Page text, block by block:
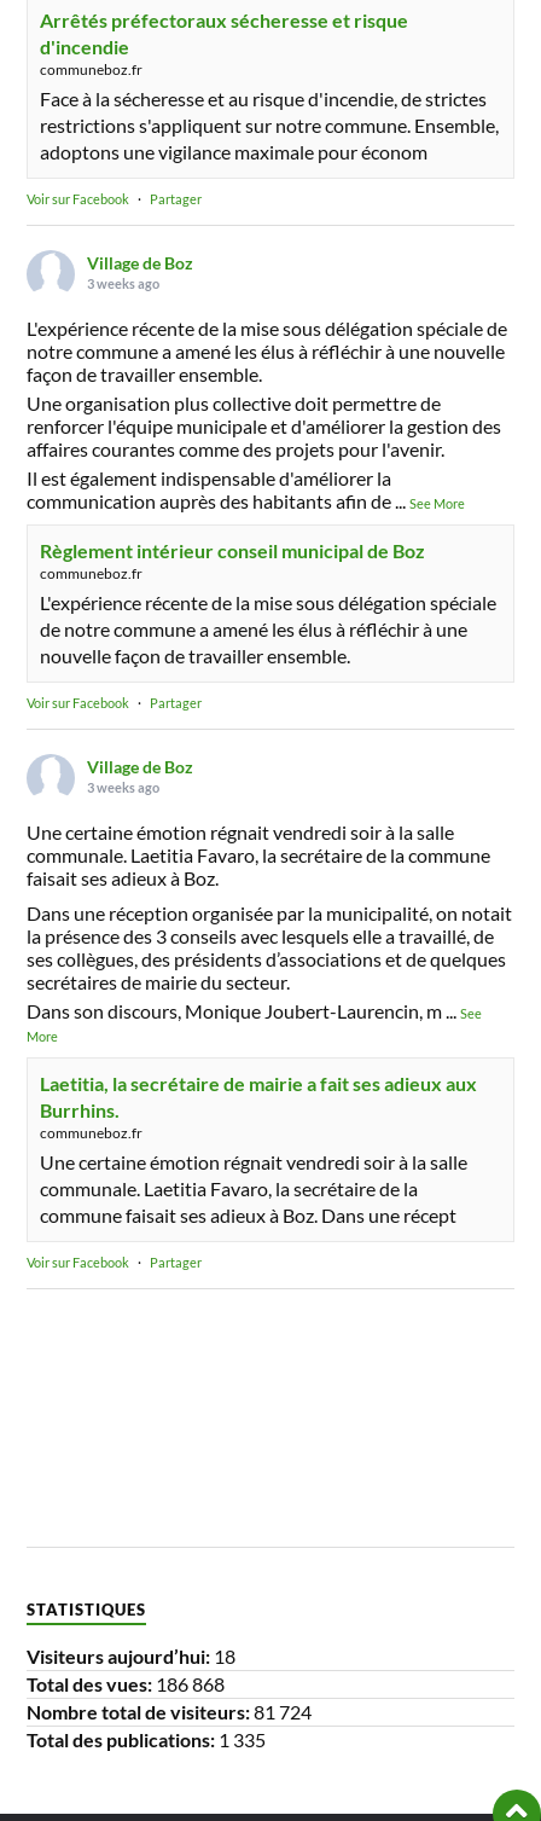
Arrêtés préfectoraux sécheresse et risque
d'incendie
communeboz.fr
Face à la sécheresse et au risque d'incendie, de strictes
restrictions s'appliquent sur notre commune. Ensemble,
adoptons une vigilance maximale pour économ
Voir sur Facebook · Partager
Village de Boz
3 weeks ago
L'expérience récente de la mise sous délégation spéciale de
notre commune a amené les élus à réfléchir à une nouvelle
façon de travailler ensemble.
Une organisation plus collective doit permettre de
renforcer l'équipe municipale et d'améliorer la gestion des
affaires courantes comme des projets pour l'avenir.
Il est également indispensable d'améliorer la
communication auprès des habitants afin de
...See More
Règlement intérieur conseil municipal de Boz
communeboz.fr
L'expérience récente de la mise sous délégation spéciale
de notre commune a amené les élus à réfléchir à une
nouvelle façon de travailler ensemble.
Voir sur Facebook · Partager
Village de Boz
3 weeks ago
Une certaine émotion régnait vendredi soir à la salle
communale. Laetitia Favaro, la secrétaire de la commune
faisait ses adieux à Boz.
Dans une réception organisée par la municipalité, on notait
la présence des 3 conseils avec lesquels elle a travaillé, de
ses collègues, des présidents d’associations et de quelques
secrétaires de mairie du secteur.
Dans son discours, Monique Joubert-Laurencin, m
...See
More
Laetitia, la secrétaire de mairie a fait ses adieux aux
Burrhins.
communeboz.fr
Une certaine émotion régnait vendredi soir à la salle
communale. Laetitia Favaro, la secrétaire de la
commune faisait ses adieux à Boz. Dans une récept
Voir sur Facebook · Partager
STATISTIQUES
Visiteurs aujourd’hui: 18
Total des vues: 186 868
Nombre total de visiteurs:81 724
Total des publications: 1 335